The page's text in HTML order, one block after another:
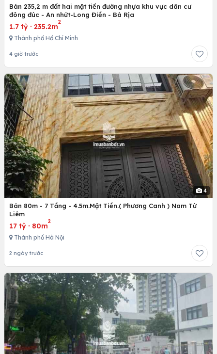
Bán 235,2 m đất hai mặt tiền đường nhựa khu vực dân cư
đông đúc - An nhứt-Long Điền - Bà Rịa
1.7 tỷ · 235.2m
2
Thành phố Hồ Chí Minh
4 giờ trước
4
Bán 80m - 7 Tầng - 4.5m.Mặt Tiền.( Phương Canh ) Nam Từ
Liêm
17 tỷ · 80m
2
Thành phố Hà Nội
2 ngày trước